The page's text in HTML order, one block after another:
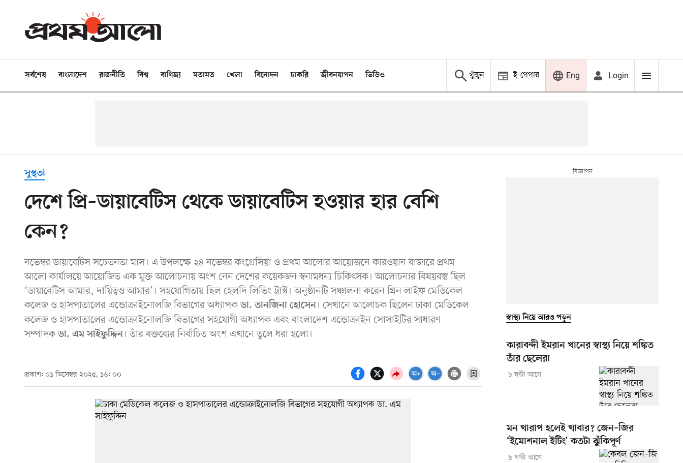
সর্বশেষ বাংলাদেশ রাজনীতি বিশ্ব বাণিজ্য মতামত খেলা বিনোদন চাকরি জীবনযাপন ভিডিও খুঁজুন ই-পেপার Eng Login
সুস্থতা
দেশে প্রি–ডায়াবেটিস থেকে ডায়াবেটিস হওয়ার হার বেশি
কেন?
নভেম্বর ডায়াবেটিস সচেতনতা মাস। এ উপলক্ষে ২৪ নভেম্বর কংগ্রেসিয়া ও প্রথম আলোর আয়োজনে কারওয়ান বাজারে প্রথম
আলো কার্যালয়ে আয়োজিত এক মুক্ত আলোচনায় অংশ নেন দেশের কয়েকজন স্বনামধন্য চিকিৎসক। আলোচনার বিষয়বস্তু ছিল
‘ডায়াবেটিস আমার, দায়িত্বও আমার’। সহযোগিতায় ছিল হেলদি লিভিং ট্রাস্ট। অনুষ্ঠানটি সঞ্চালনা করেন গ্রিন লাইফ মেডিকেল
কলেজ ও হাসপাতালের এন্ডোক্রাইনোলজি বিভাগের অধ্যাপকডা. তানজিনা হোসেন। সেখানে আলোচক ছিলেন ঢাকা মেডিকেল
কলেজ ও হাসপাতালের এন্ডোক্রাইনোলজি বিভাগের সহযোগী অধ্যাপক এবং বাংলাদেশ এন্ডোক্রাইন সোসাইটির সাধারণ
সম্পাদকডা. এম সাইফুদ্দিন। তাঁর বক্তব্যের নির্বাচিত অংশ এখানে তুলে ধরা হলো।
প্রকাশ: ০১ ডিসেম্বর ২০২৫, ১৬: ০০
স্বাস্থ্য নিয়ে আরও পড়ুন
কারাবন্দী ইমরান খানের স্বাস্থ্য নিয়ে শঙ্কিত
তাঁর ছেলেরা
৮ ঘণ্টা আগে
মন খারাপ হলেই খাবার? জেন–জির
‘ইমোশনাল ইটিং’ কতটা ঝুঁকিপূর্ণ
৯ ঘণ্টা আগে